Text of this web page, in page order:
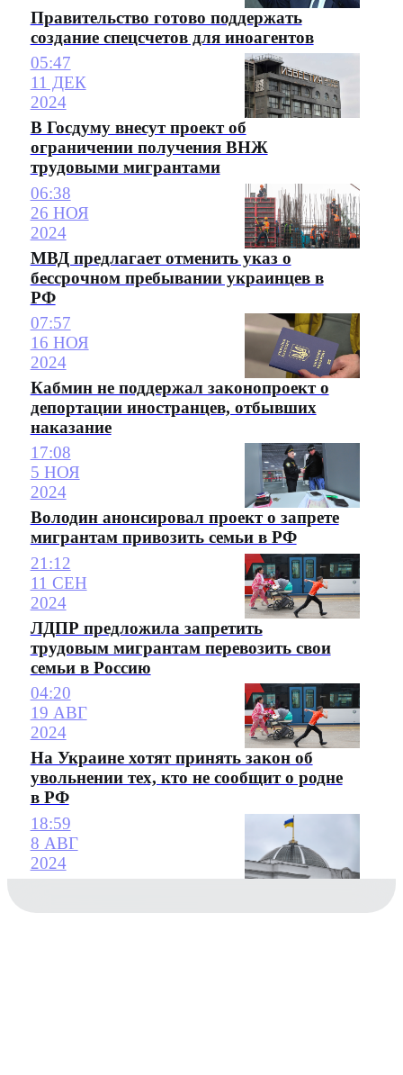
Правительство готово поддержать
создание спецсчетов для иноагентов
05:47
11 ДЕК
2024
В Госдуму внесут проект об
ограничении получения ВНЖ
трудовыми мигрантами
06:38
26 НОЯ
2024
МВД предлагает отменить указ о
бессрочном пребывании украинцев в
РФ
07:57
16 НОЯ
2024
Кабмин не поддержал законопроект о
депортации иностранцев, отбывших
наказание
17:08
5 НОЯ
2024
Володин анонсировал проект о запрете
мигрантам привозить семьи в РФ
21:12
11 СЕН
2024
ЛДПР предложила запретить
трудовым мигрантам перевозить свои
семьи в Россию
04:20
19 АВГ
2024
На Украине хотят принять закон об
увольнении тех, кто не сообщит о родне
в РФ
18:59
8 АВГ
2024